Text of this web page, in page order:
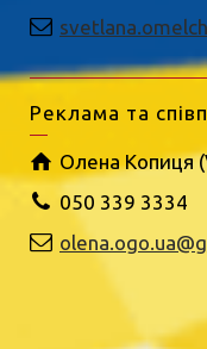
Реклама та
Олена Копиця
050 339 3334